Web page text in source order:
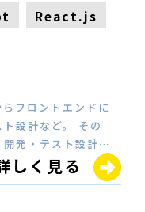
React.js
フロントエンドに
設計など。 その
開発・テスト設計…
しく見る